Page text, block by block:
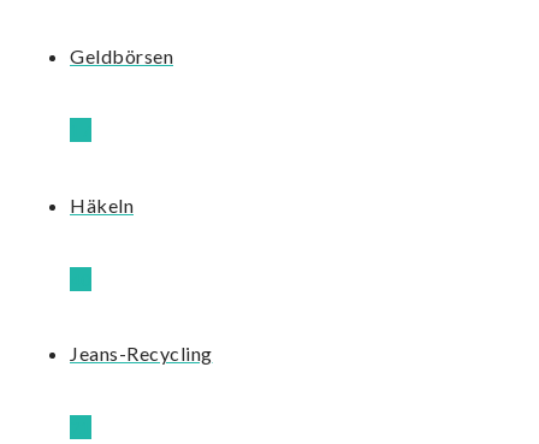
Geldbörsen
Häkeln
Jeans-Recycling